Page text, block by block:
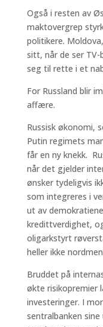
Også i resten av
maktovergrep
politikere.
sitt, når de ser
seg til rette i et
For Russland blir
affære.
Russisk økonomi,
Putin regimets
får en ny knekk.
når det gjelder
ønsker tydeligvis
som integreres i
ut av
kredittverdighet,
oligarkstyrt
heller ikke
Bruddet på
økte risikopremier
investeringer. I
sentralbanken